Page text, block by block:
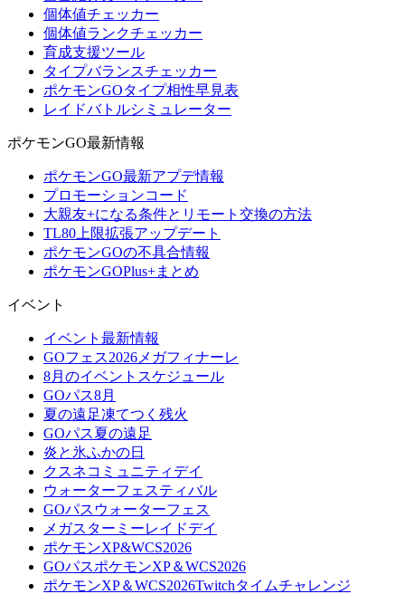
個体値チェッカー
個体値ランクチェッカー
育成支援ツール
タイプバランスチェッカー
ポケモンGOタイプ相性早見表
レイドバトルシミュレーター
ポケモンGO最新情報
ポケモンGO最新アプデ情報
プロモーションコード
大親友+になる条件とリモート交換の方法
TL80上限拡張アップデート
ポケモンGOの不具合情報
ポケモンGOPlus+まとめ
イベント
イベント最新情報
GOフェス2026メガフィナーレ
8月のイベントスケジュール
GOパス8月
夏の遠足凍てつく残火
GOパス夏の遠足
炎と氷ふかの日
クスネコミュニティデイ
ウォーターフェスティバル
GOパスウォーターフェス
メガスターミーレイドデイ
ポケモンXP&WCS2026
GOパスポケモンXP＆WCS2026
ポケモンXP＆WCS2026Twitchタイムチャレンジ